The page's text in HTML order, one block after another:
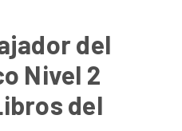
del
Nivel 2
del